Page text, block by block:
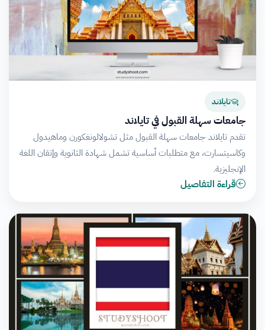
تايلاند
جامعات سهلة القبول في تايلاند
تقدم تايلاند جامعات سهلة القبول مثل تشولالونغكورن وماهيدول
وكاسيتسارت، مع متطلبات أساسية تشمل شهادة الثانوية وإتقان اللغة
الإنجليزية.
قراءة التفاصيل